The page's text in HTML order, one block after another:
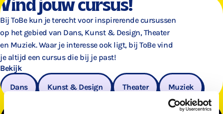
Bij ToBe kun je terecht voor inspirerende cursussen
op het gebied van Dans, Kunst & Design, Theater
en Muziek. Waar je interesse ook ligt, bij ToBe vind
je altijd een cursus die bij je past!
Bekijk
Dans
Kunst & Design Theater Muziek